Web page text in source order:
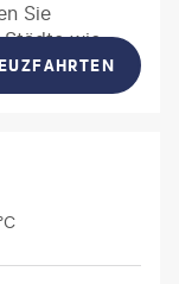
Sie
Städte wie
Budapest,
Schlösser,